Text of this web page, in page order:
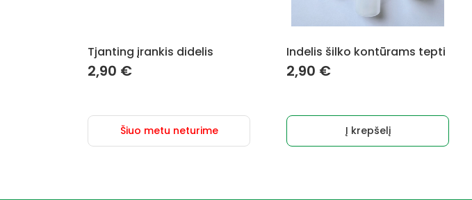
Tjanting įrankis didelis
2,90 €
Šiuo metu neturime
Indelis šilko kontūrams tepti
2,90 €
Į krepšelį